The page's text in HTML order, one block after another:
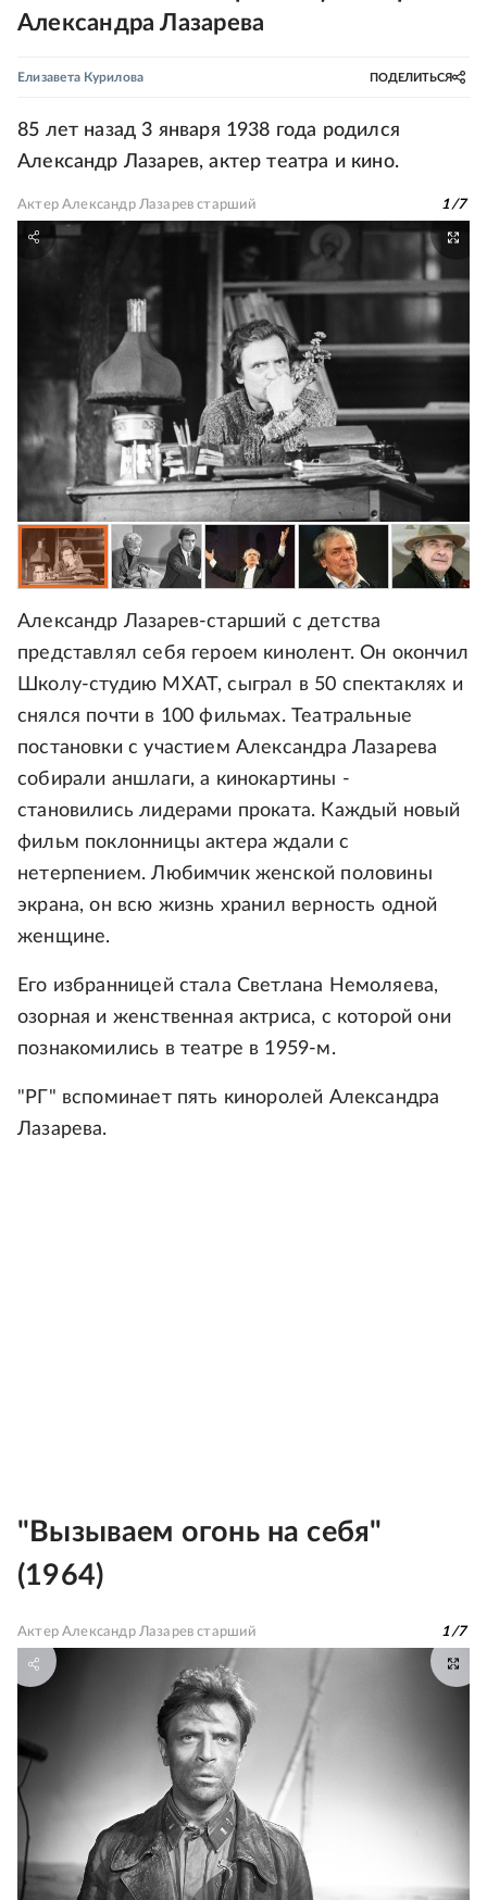
Александра Лазарева
Елизавета Курилова ПОДЕЛИТЬСЯ
85 лет назад 3 января 1938 года родился
Александр Лазарев, актер театра и кино.
Актер Александр Лазарев старший 1/7
Александр Лазарев-старший с детства
представлял себя героем кинолент. Он окончил
Школу-студию МХАТ, сыграл в 50 спектаклях и
снялся почти в 100 фильмах. Театральные
постановки с участием Александра Лазарева
собирали аншлаги, а кинокартины -
становились лидерами проката. Каждый новый
фильм поклонницы актера ждали с
нетерпением. Любимчик женской половины
экрана, он всю жизнь хранил верность одной
женщине.
Его избранницей стала Светлана Немоляева,
озорная и женственная актриса, с которой они
познакомились в театре в 1959-м.
"РГ" вспоминает пять киноролей Александра
Лазарева.
"Вызываем огонь на себя"
(1964)
Актер Александр Лазарев старший 1/7